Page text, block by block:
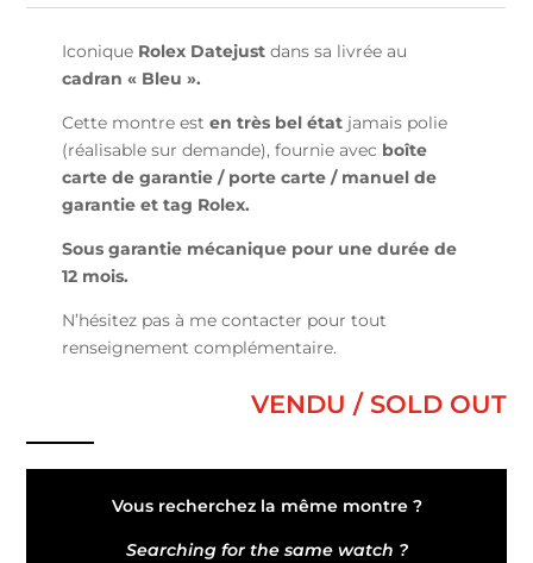
Iconique Rolex Datejust dans sa livrée au
cadran « Bleu ».
Cette montre esten très bel état jamais polie
(réalisable sur demande), fournie avec boîte
carte de garantie / porte carte / manuel de
garantie et tag Rolex.
Sous garantie mécanique pour une durée de
12 mois.
N’hésitez pas à me contacter pour tout
renseignement complémentaire.
VENDU / SOLD OUT
Vous recherchez la même montre ?
Searching for the same watch ?